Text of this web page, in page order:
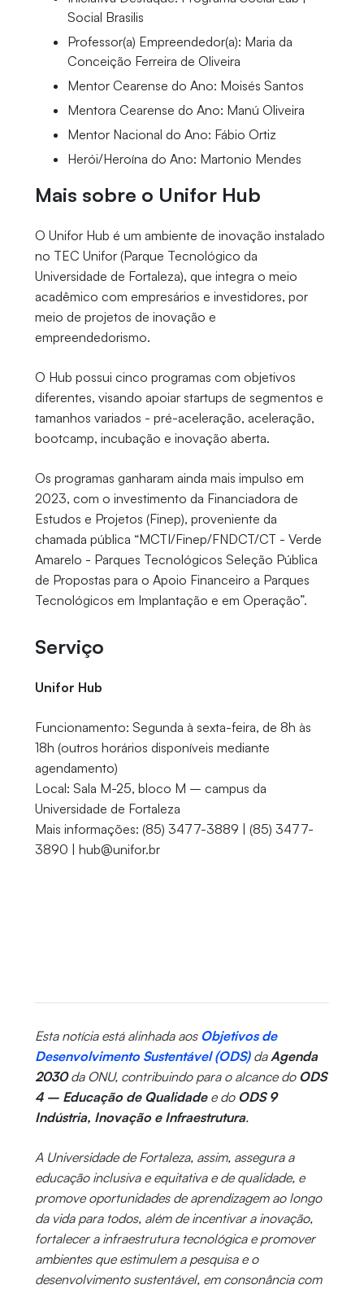
Social Brasilis
Professor(a) Empreendedor(a): Maria da
Conceição Ferreira de Oliveira
Mentor Cearense do Ano: Moisés Santos
Mentora Cearense do Ano: Manú Oliveira
Mentor Nacional do Ano: Fábio Ortiz
Herói/Heroína do Ano: Martonio Mendes
Mais sobre o Unifor Hub
O Unifor Hub é um ambiente de inovação instalado
no TEC Unifor (Parque Tecnológico da
Universidade de Fortaleza), que integra o meio
acadêmico com empresários e investidores, por
meio de projetos de inovação e
empreendedorismo.
O Hub possui cinco programas com objetivos
diferentes, visando apoiar startups de segmentos e
tamanhos variados - pré-aceleração, aceleração,
bootcamp, incubação e inovação aberta.
Os programas ganharam ainda mais impulso em
2023, com o investimento da Financiadora de
Estudos e Projetos (Finep), proveniente da
chamada pública “MCTI/Finep/FNDCT/CT - Verde
Amarelo - Parques Tecnológicos Seleção Pública
de Propostas para o Apoio Financeiro a Parques
Tecnológicos em Implantação e em Operação”.
Serviço
Unifor Hub
Funcionamento: Segunda à sexta-feira, de 8h às
18h (outros horários disponíveis mediante
agendamento)
Local: Sala M-25, bloco M – campus da
Universidade de Fortaleza
Mais informações: (85) 3477-3889 | (85) 3477-
3890 | hub@unifor.br
Esta notícia está alinhada aos Objetivos de
Desenvolvimento Sustentável (ODS)daAgenda
2030da ONU, contribuindo para o alcance do ODS
4 – Educação de Qualidadee do ODS 9
Indústria, Inovação e Infraestrutura.
A Universidade de Fortaleza, assim, assegura a
educação inclusiva e equitativa e de qualidade, e
promove oportunidades de aprendizagem ao longo
da vida para todos, além de incentivar a inovação,
fortalecer a infraestrutura tecnológica e promover
ambientes que estimulem a pesquisa e o
desenvolvimento sustentável, em consonância com